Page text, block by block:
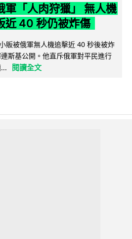
軍「人肉狩獵」 無人機
近 40 秒仍被炸傷
販被俄軍無人機追擊近 40 秒後被炸
斯基公開。他直斥俄軍對平民進行
閱讀全文